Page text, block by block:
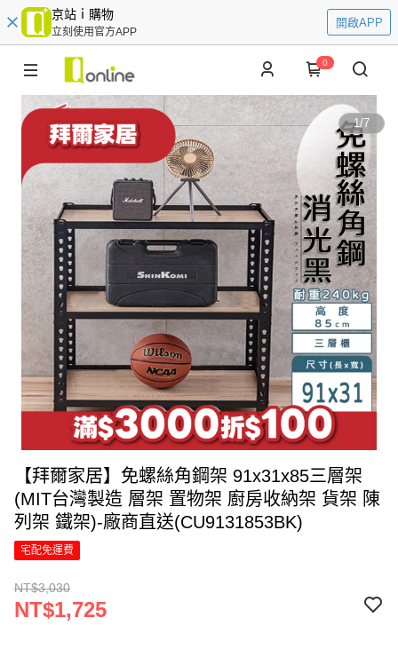
京站ｉ購物
立刻使用官方APP
開啟APP
0
1/7
【拜爾家居】免螺絲角鋼架 91x31x85三層架
(MIT台灣製造 層架 置物架 廚房收納架 貨架 陳
列架 鐵架)-廠商直送(CU9131853BK)
宅配免運費
NT$3,030
NT$1,725